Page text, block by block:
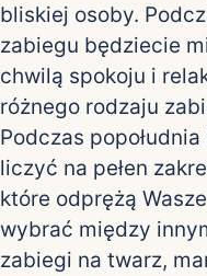
bliskiej osoby.
zabiegu będziecie
chwilą spokoju i
różnego rodzaju
Podczas
liczyć na pełen
które odprężą
wybrać między
zabiegi na twarz,